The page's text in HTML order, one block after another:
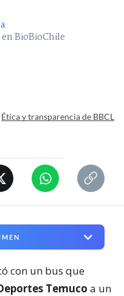
BioBioChile
Ética y transparencia de BBCL
con un bus que
Temuco a un